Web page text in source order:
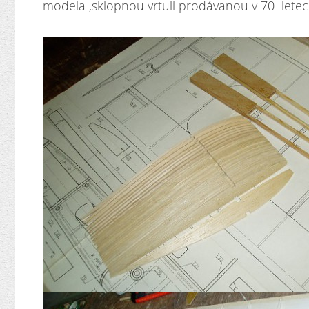
modela ,sklopnou vrtuli prodávanou v 70